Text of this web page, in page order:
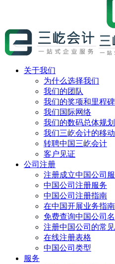
关于我们
为什么选择我们
我们的团队
我们的奖项和里程碑
我们国际网络
我们的数码总体规划
我们三屹会计的移
转聘中国三屹会计
客户见证
公司注册
注册成立中国公司
中国公司注册服务
中国公司注册指南
在中国开展业务指南
免费查询中国公司
注册中国公司的常
在线注册表格
中国公司类型
服务